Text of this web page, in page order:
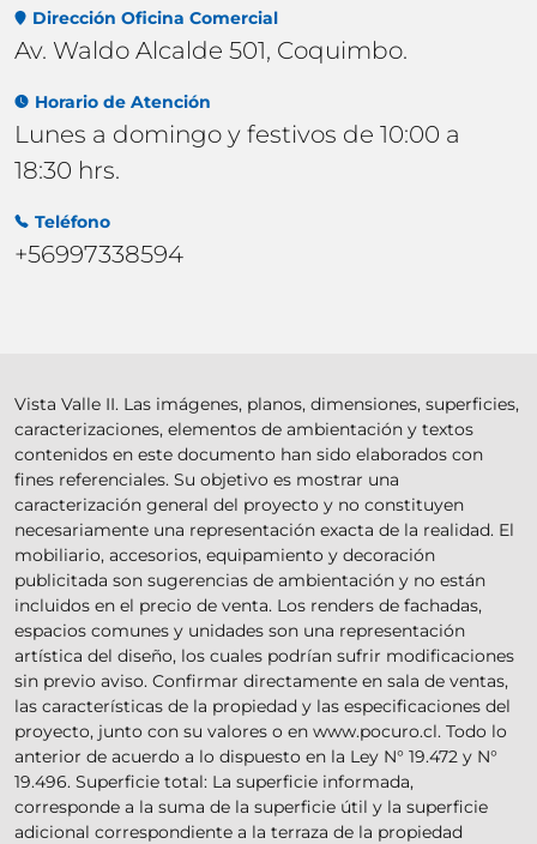
Dirección Oficina Comercial
Av. Waldo Alcalde 501, Coquimbo.
Horario de Atención
Lunes a domingo y festivos de 10:00 a
18:30 hrs.
Teléfono
+56997338594
Vista Valle II. Las imágenes, planos, dimensiones, superficies,
caracterizaciones, elementos de ambientación y textos
contenidos en este documento han sido elaborados con
fines referenciales. Su objetivo es mostrar una
caracterización general del proyecto y no constituyen
necesariamente una representación exacta de la realidad. El
mobiliario, accesorios, equipamiento y decoración
publicitada son sugerencias de ambientación y no están
incluidos en el precio de venta. Los renders de fachadas,
espacios comunes y unidades son una representación
artística del diseño, los cuales podrían sufrir modificaciones
sin previo aviso. Confirmar directamente en sala de ventas,
las características de la propiedad y las especificaciones del
proyecto, junto con su valores o en www.pocuro.cl. Todo lo
anterior de acuerdo a lo dispuesto en la Ley N° 19.472 y N°
19.496. Superficie total: La superficie informada,
corresponde a la suma de la superficie útil y la superficie
adicional correspondiente a la terraza de la propiedad